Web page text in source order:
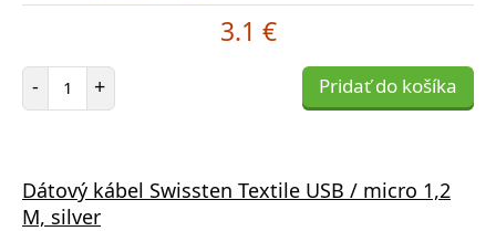
3.1 €
- Počet položiek
+ Pridať do košíka
Dátový kábel Swissten Textile USB / micro 1,2
M, silver